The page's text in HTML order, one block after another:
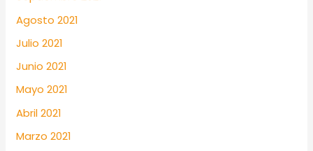
Agosto 2021
Julio 2021
Junio 2021
Mayo 2021
Abril 2021
Marzo 2021